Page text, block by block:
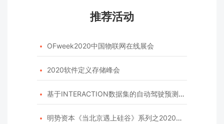
推荐活动
 OFweek2020中国物联网在线展会
 2020软件定义存储峰会
 基于INTERACTION数据集的自动驾驶预测模型挑战赛
 明势资本《当北京遇上硅谷》系列之2020年度开源峰会